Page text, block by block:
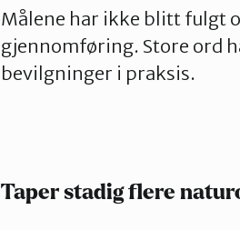
Målene har ikke blitt fulgt
gjennomføring. Store ord
bevilgninger i praksis.
Taper stadig flere